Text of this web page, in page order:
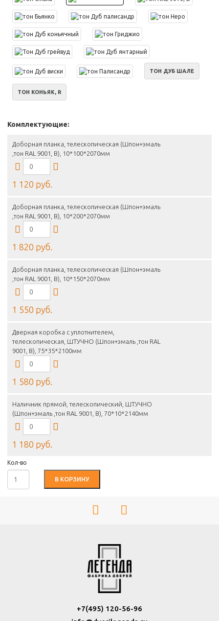
ТОН ДУБ ШАЛЕ
ТОН КОНЬЯК, R
Комплектующие:
Доборная планка, телескопическая (Шпон+эмаль
,тон RAL 9001, B), 10*100*2070мм
1 120 руб.
Доборная планка, телескопическая (Шпон+эмаль
,тон RAL 9001, B), 10*200*2070мм
1 820 руб.
Доборная планка, телескопическая (Шпон+эмаль
,тон RAL 9001, B), 10*150*2070мм
1 550 руб.
Дверная коробка с уплотнителем,
телескопическая, ШТУЧНО (Шпон+эмаль ,тон RAL
9001, B), 75*35*2100мм
1 580 руб.
Наличник прямой, телескопический, ШТУЧНО
(Шпон+эмаль ,тон RAL 9001, B), 70*10*2140мм
1 180 руб.
Кол-во
В КОРЗИНУ
+7(495) 120-56-96